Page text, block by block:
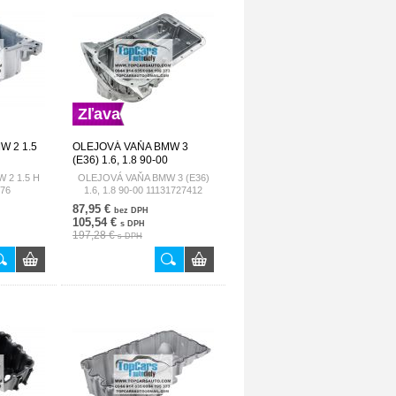
2 1.5
2 1.5 H
Zľava
OLEJOVÁ VAŇA BMW 3
(E36) 1.6, 1.8 90-00
11131727412
OLEJOVÁ VAŇA BMW 3 (E36)
1.6, 1.8 90-00 11131727412
87,95 € bez DPH
105,54 € s DPH
197,28 €s DPH